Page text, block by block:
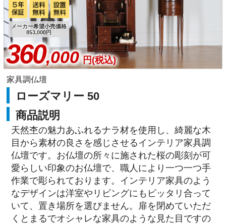
メーカー希望小売価格
853,000円
360,000 円(税込)
家具調仏壇
ローズマリー 50
商品説明
天然杢の魅力あふれるナラ材を使用し、綺麗な木
目から素材の良さを感じさせるインテリア家具調
仏壇です。お仏壇の所々に施された桜の彫刻が可
愛らしい印象のお仏壇で、職人により一つ一つ手
作業で彫られております。インテリア家具のよう
なデザインは洋室やリビングにもピッタリ合って
いて、置き場所を選びません。扉を閉めていただ
くとまるでオシャレな家具のような見た目ですの